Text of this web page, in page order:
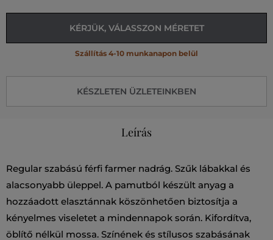
KÉRJÜK, VÁLASSZON MÉRETET
Szállítás 4-10 munkanapon belül
KÉSZLETEN ÜZLETEINKBEN
Leírás
Regular szabású férfi farmer nadrág. Szűk lábakkal és
alacsonyabb üleppel. A pamutból készült anyag a
hozzáadott elasztánnak köszönhetően biztosítja a
kényelmes viseletet a mindennapok során. Kifordítva,
öblítő nélkül mossa. Színének és stílusos szabásának